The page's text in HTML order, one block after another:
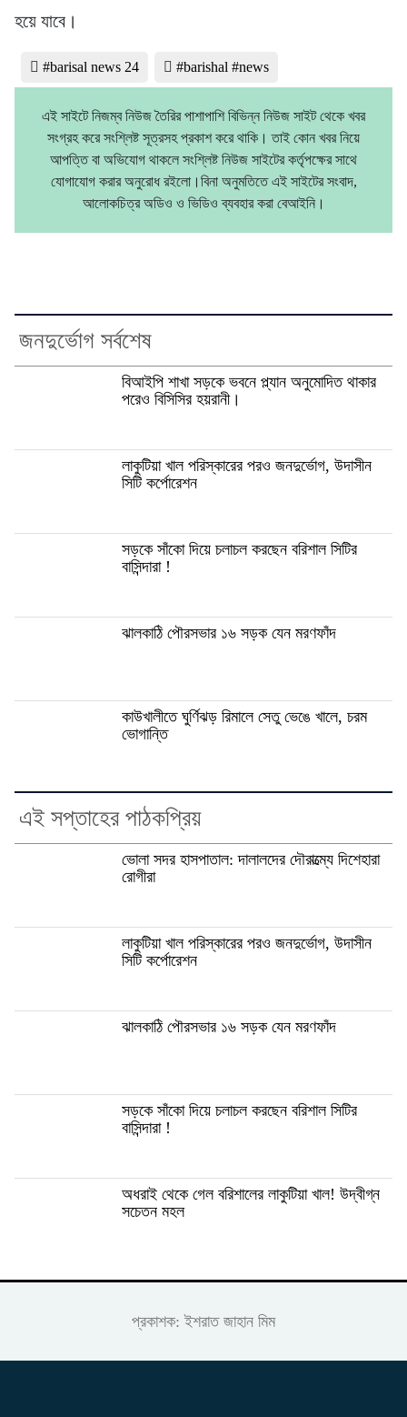
হয়ে যাবে।
#barisal news 24 #barishal #news
এই সাইটে নিজম্ব নিউজ তৈরির পাশাপাশি বিভিন্ন নিউজ সাইট থেকে খবর
সংগ্রহ করে সংশ্লিষ্ট সূত্রসহ প্রকাশ করে থাকি। তাই কোন খবর নিয়ে
আপত্তি বা অভিযোগ থাকলে সংশ্লিষ্ট নিউজ সাইটের কর্তৃপক্ষের সাথে
যোগাযোগ করার অনুরোধ রইলো।বিনা অনুমতিতে এই সাইটের সংবাদ,
আলোকচিত্র অডিও ও ভিডিও ব্যবহার করা বেআইনি।
জনদুর্ভোগ সর্বশেষ
বিআইপি শাখা সড়কে ভবনে প্ল্যান অনুমোদিত থাকার
পরেও বিসিসির হয়রানী।
লাকুটিয়া খাল পরিস্কারের পরও জনদুর্ভোগ, উদাসীন
সিটি কর্পোরেশন
সড়কে সাঁকো দিয়ে চলাচল করছেন বরিশাল সিটির
বাসিন্দারা !
ঝালকাঠি পৌরসভার ১৬ সড়ক যেন মরণফাঁদ
কাউখালীতে ঘুর্ণিঝড় রিমালে সেতু ভেঙে খালে, চরম
ভোগান্তি
এই সপ্তাহের পাঠকপ্রিয়
ভোলা সদর হাসপাতাল: দালালদের দৌরাত্ম্যে দিশেহারা
রোগীরা
লাকুটিয়া খাল পরিস্কারের পরও জনদুর্ভোগ, উদাসীন
সিটি কর্পোরেশন
ঝালকাঠি পৌরসভার ১৬ সড়ক যেন মরণফাঁদ
সড়কে সাঁকো দিয়ে চলাচল করছেন বরিশাল সিটির
বাসিন্দারা !
অধরাই থেকে গেল বরিশালের লাকুটিয়া খাল! উদ্বীগ্ন
সচেতন মহল
প্রকাশক: ইশরাত জাহান মিম